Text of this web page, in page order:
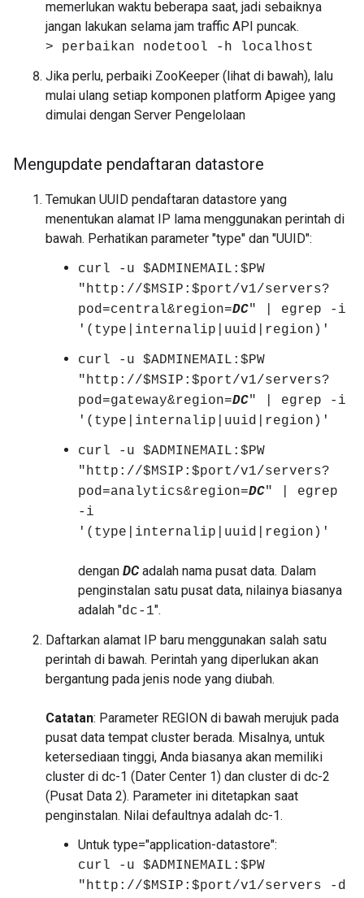
memerlukan waktu beberapa saat, jadi sebaiknya
jangan lakukan selama jam traffic API puncak.
> perbaikan nodetool -h localhost
Jika perlu, perbaiki ZooKeeper (lihat di bawah), lalu
mulai ulang setiap komponen platform Apigee yang
dimulai dengan Server Pengelolaan
Mengupdate pendaftaran datastore
Temukan UUID pendaftaran datastore yang
menentukan alamat IP lama menggunakan perintah di
bawah. Perhatikan parameter "type" dan "UUID":
curl -u $ADMINEMAIL:$PW
"http://$MSIP:$port/v1/servers?
pod=central&region=DC" | egrep -i
'(type|internalip|uuid|region)'
curl -u $ADMINEMAIL:$PW
"http://$MSIP:$port/v1/servers?
pod=gateway&region=DC" | egrep -i
'(type|internalip|uuid|region)'
curl -u $ADMINEMAIL:$PW
"http://$MSIP:$port/v1/servers?
pod=analytics&region=DC" | egrep
-i
'(type|internalip|uuid|region)'
dengan DCadalah nama pusat data. Dalam
penginstalan satu pusat data, nilainya biasanya
adalah "dc-1".
Daftarkan alamat IP baru menggunakan salah satu
perintah di bawah. Perintah yang diperlukan akan
bergantung pada jenis node yang diubah.
Catatan: Parameter REGION di bawah merujuk pada
pusat data tempat cluster berada. Misalnya, untuk
ketersediaan tinggi, Anda biasanya akan memiliki
cluster di dc-1 (Dater Center 1) dan cluster di dc-2
(Pusat Data 2). Parameter ini ditetapkan saat
penginstalan. Nilai defaultnya adalah dc-1.
Untuk type="application-datastore":
curl -u $ADMINEMAIL:$PW
"http://$MSIP:$port/v1/servers -d